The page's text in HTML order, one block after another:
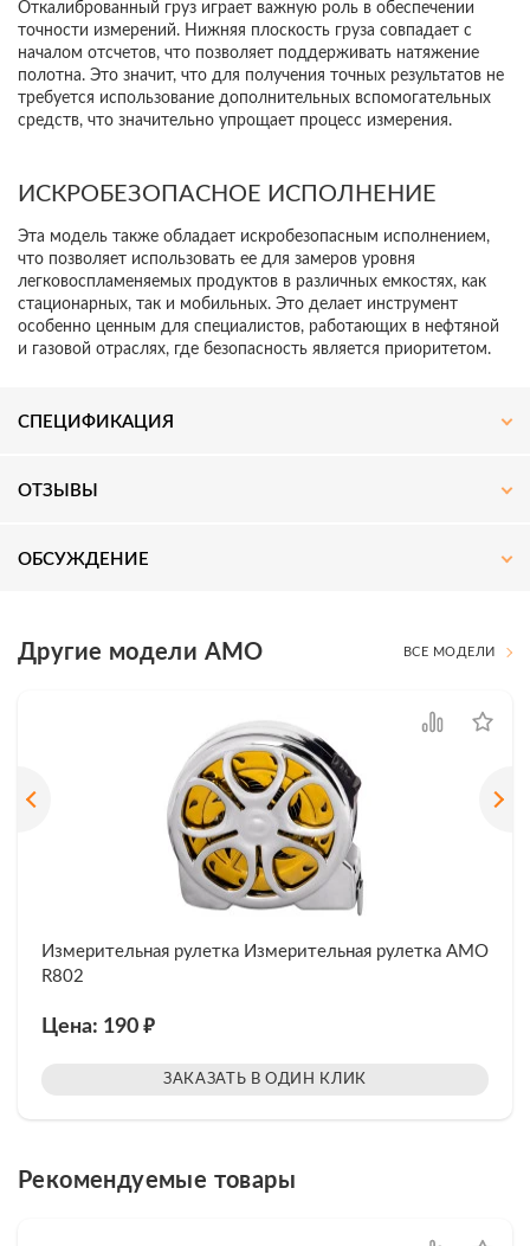
Откалиброванный груз играет важную роль в обеспечении
точности измерений. Нижняя плоскость груза совпадает с
началом отсчетов, что позволяет поддерживать натяжение
полотна. Это значит, что для получения точных результатов не
требуется использование дополнительных вспомогательных
средств, что значительно упрощает процесс измерения.
ИСКРОБЕЗОПАСНОЕ ИСПОЛНЕНИЕ
Эта модель также обладает искробезопасным исполнением,
что позволяет использовать ее для замеров уровня
легковоспламеняемых продуктов в различных емкостях, как
стационарных, так и мобильных. Это делает инструмент
особенно ценным для специалистов, работающих в нефтяной
и газовой отраслях, где безопасность является приоритетом.
СПЕЦИФИКАЦИЯ
ОТЗЫВЫ
ОБСУЖДЕНИЕ
Другие модели AMO ВСЕ МОДЕЛИ
Измерительная рулетка Измерительная рулетка AMO
R802
Цена: 190 ₽
ЗАКАЗАТЬ В ОДИН КЛИК
Рекомендуемые товары
Актуальные новости, акции и специальные
предложения для специалистов.